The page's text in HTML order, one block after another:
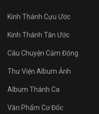
Kinh Thánh Cựu Ước
Kinh Thánh Tân Ước
Câu Chuyện Cảm Động
Thư Viện Album Ảnh
Album Thánh Ca
Văn Phẩm Cơ Đốc